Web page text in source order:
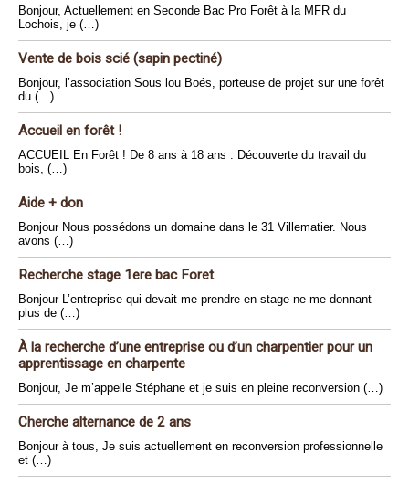
Bonjour, Actuellement en Seconde Bac Pro Forêt à la MFR du
Lochois, je (…)
Vente de bois scié (sapin pectiné)
Bonjour, l’association Sous lou Boés, porteuse de projet sur une forêt
du (…)
Accueil en forêt !
ACCUEIL En Forêt ! De 8 ans à 18 ans : Découverte du travail du
bois, (…)
Aide + don
Bonjour Nous possédons un domaine dans le 31 Villematier. Nous
avons (…)
Recherche stage 1ere bac Foret
Bonjour L’entreprise qui devait me prendre en stage ne me donnant
plus de (…)
À la recherche d’une entreprise ou d’un charpentier pour un
apprentissage en charpente
Bonjour, Je m’appelle Stéphane et je suis en pleine reconversion (…)
Cherche alternance de 2 ans
Bonjour à tous, Je suis actuellement en reconversion professionnelle
et (…)